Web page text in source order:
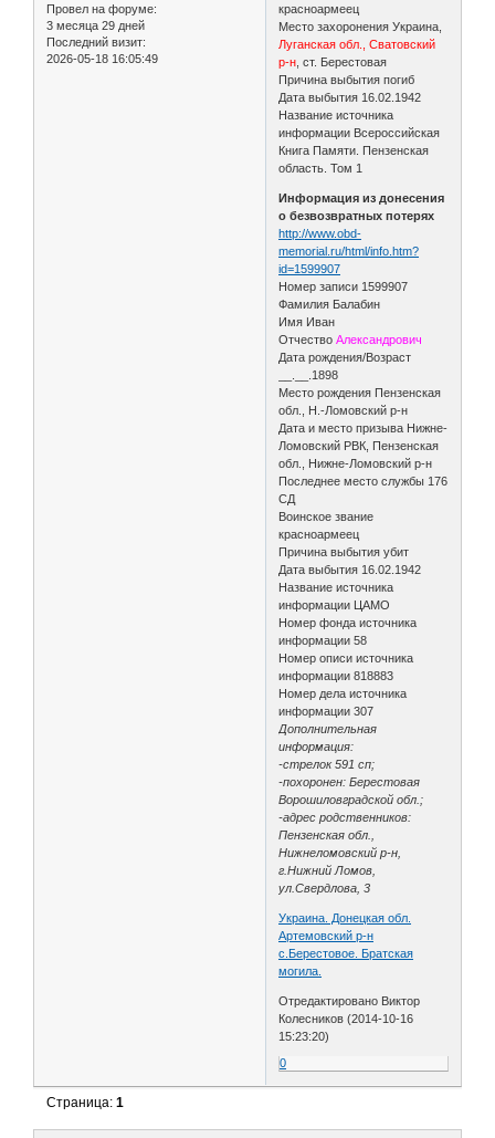
Провел на форуме:
3 месяца 29 дней
Последний визит:
2026-05-18 16:05:49
красноармеец
Место захоронения Украина,
Луганская обл., Сватовский
р-н , ст. Берестовая
Причина выбытия погиб
Дата выбытия 16.02.1942
Название источника
информации Всероссийская
Книга Памяти. Пензенская
область. Том 1
Информация из донесения
о безвозвратных потерях
http://www.obd-
memorial.ru/html/info.htm?
id=1599907
Номер записи 1599907
Фамилия Балабин
Имя Иван
ОтчествоАлександрович
Дата рождения/Возраст
__.__.1898
Место рождения Пензенская
обл., Н.-Ломовский р-н
Дата и место призыва Нижне-
Ломовский РВК, Пензенская
обл., Нижне-Ломовский р-н
Последнее место службы 176
СД
Воинское звание
красноармеец
Причина выбытия убит
Дата выбытия 16.02.1942
Название источника
информации ЦАМО
Номер фонда источника
информации 58
Номер описи источника
информации 818883
Номер дела источника
информации 307
Дополнительная
информация:
-стрелок 591 сп;
-похоронен: Берестовая
Ворошиловградской обл.;
-адрес родственников:
Пензенская обл.,
Нижнеломовский р-н,
г.Нижний Ломов,
ул.Свердлова, 3
Украина. Донецкая обл.
Артемовский р-н
с.Берестовое. Братская
могила.
Отредактировано Виктор
Колесников (2014-10-16
15:23:20)
0
Страница:1